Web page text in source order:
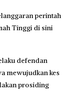
perintah
Tinggi di sini
defendan
mewujudkan kes
prosiding